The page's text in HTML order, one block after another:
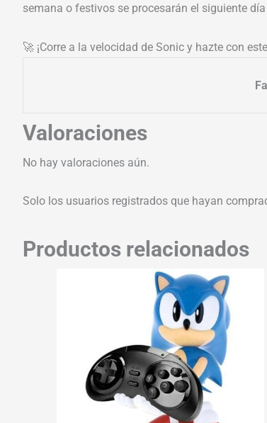
semana o festivos se procesarán el siguiente
🚀 ¡Corre a la velocidad de Sonic y hazte con
Valoraciones
No hay valoraciones aún.
Solo los usuarios registrados que hayan
Productos relacionados